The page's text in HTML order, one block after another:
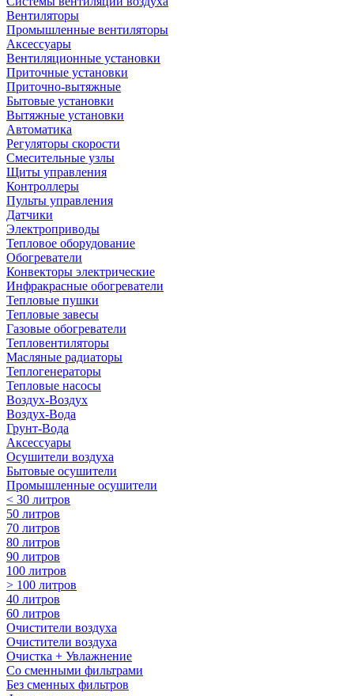
Вентиляторы
Промышленные вентиляторы
Аксессуары
Вентиляционные установки
Приточные установки
Приточно-вытяжные
Бытовые установки
Вытяжные установки
Автоматика
Регуляторы скорости
Смесительные узлы
Щиты управления
Контроллеры
Пульты управления
Датчики
Электроприводы
Тепловое оборудование
Обогреватели
Конвекторы электрические
Инфракрасные обогреватели
Тепловые пушки
Тепловые завесы
Газовые обогреватели
Тепловентиляторы
Масляные радиаторы
Теплогенераторы
Тепловые насосы
Воздух-Воздух
Воздух-Вода
Грунт-Вода
Аксессуары
Осушители воздуха
Бытовые осушители
Промышленные осушители
< 30 литров
50 литров
70 литров
80 литров
90 литров
100 литров
> 100 литров
40 литров
60 литров
Очистители воздуха
Очистители воздуха
Очистка + Увлажнение
Cо сменными фильтрами
Без сменных фильтров